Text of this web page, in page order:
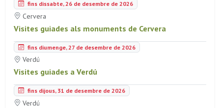
fins dissabte, 26 de desembre de 2026
Cervera
Visites guiades als monuments de Cervera
fins diumenge, 27 de desembre de 2026
Verdú
Visites guiades a Verdú
fins dijous, 31 de desembre de 2026
Verdú